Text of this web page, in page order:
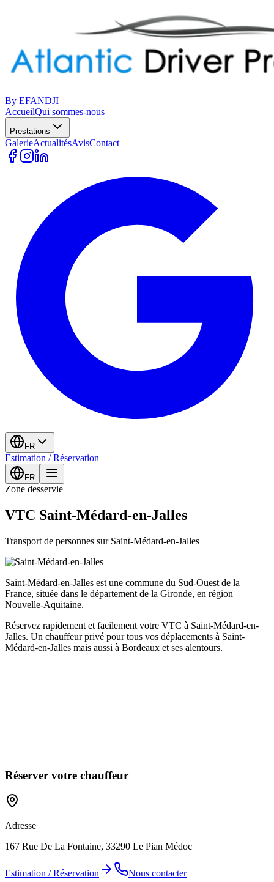
By EFANDJI
AccueilQui sommes-nous
Prestations
GalerieActualitésAvisContact
FR
Estimation / Réservation
FR
Zone desservie
VTC Saint-Médard-en-Jalles
Transport de personnes sur Saint-Médard-en-Jalles
Saint-Médard-en-Jalles est une commune du Sud-Ouest de la
France, située dans le département de la Gironde, en région
Nouvelle-Aquitaine.
Réservez rapidement et facilement votre VTC à Saint-Médard-en-
Jalles. Un chauffeur privé pour tous vos déplacements à Saint-
Médard-en-Jalles mais aussi à Bordeaux et ses alentours.
Réserver votre chauffeur
Adresse
167 Rue De La Fontaine, 33290 Le Pian Médoc
Estimation / Réservation Nous contacter